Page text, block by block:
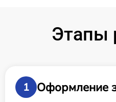
Этапы
1
Оформление